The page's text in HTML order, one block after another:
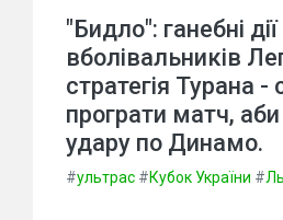
"Бидло": ганебні дії
вболівальників
стратегія Турана -
програти матч,
удару по Динамо.
#ультрас #Кубок України #